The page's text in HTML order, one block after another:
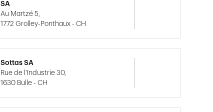
SA
Au Martzé 5,
1772 Grolley-Ponthaux - CH
Sottas SA
Rue de l'Industrie 30,
1630 Bulle - CH